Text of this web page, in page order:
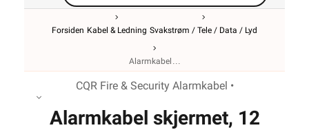
Alarmkabel skjermet 8 leder
Alarmkabel skjermet 12 leder
Forsiden Kabel & Ledning Svakstrøm / Tele / Data / Lyd
Alarmkabel
CQR Fire & Security Alarmkabel •
Alarmkabel skjermet, 12